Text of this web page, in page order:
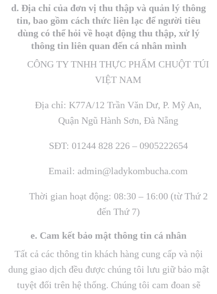
d. Địa chỉ của đơn vị thu thập và quản lý thông
tin, bao gồm cách thức liên lạc để người tiêu
dùng có thể hỏi về hoạt động thu thập, xử lý
thông tin liên quan đến cá nhân mình
CÔNG TY TNHH THỰC PHẨM CHUỘT TÚI
VIỆT NAM
Địa chỉ: K77A/12 Trần Văn Dư, P. Mỹ An,
Quận Ngũ Hành Sơn, Đà Nẵng
SĐT: 01244 828 226 – 0905222654
Email: admin@ladykombucha.com
Thời gian hoạt động: 08:30 – 16:00 (từ Thứ 2
đến Thứ 7)
e. Cam kết bảo mật thông tin cá nhân
Tất cả các thông tin khách hàng cung cấp và nội
dung giao dịch đều được chúng tôi lưu giữ bảo mật
tuyệt đối trên hệ thống. Chúng tôi cam đoan sẽ